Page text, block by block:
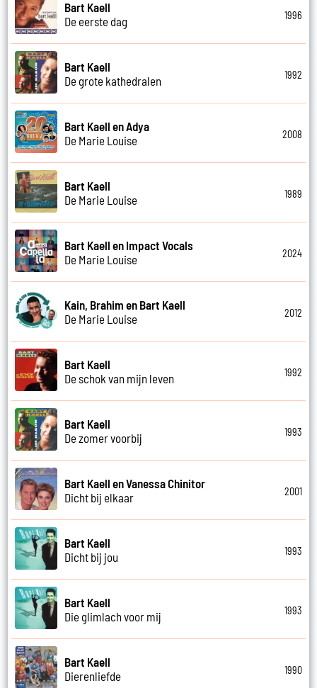
Bart Kaell
De eerste dag
1996
Bart Kaell
De grote kathedralen
1992
Bart Kaell en Adya
De Marie Louise
2008
Bart Kaell
De Marie Louise
1989
Bart Kaell en Impact Vocals
De Marie Louise
2024
Kain, Brahim en Bart Kaell
De Marie Louise
2012
Bart Kaell
De schok van mijn leven
1992
Bart Kaell
De zomer voorbij
1993
Bart Kaell en Vanessa Chinitor
Dicht bij elkaar
2001
Bart Kaell
Dicht bij jou
1993
Bart Kaell
Die glimlach voor mij
1993
Bart Kaell
Dierenliefde
1990